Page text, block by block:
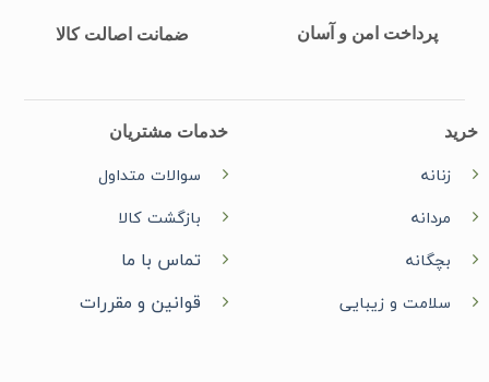
پرداخت امن و آسان ضمانت اصالت کالا
خرید
زنانه
مردانه
بچگانه
سلامت و زیبایی
خدمات مشتریان
سوالات متداول
بازگشت کالا
تماس با ما
قوانین و مقررات